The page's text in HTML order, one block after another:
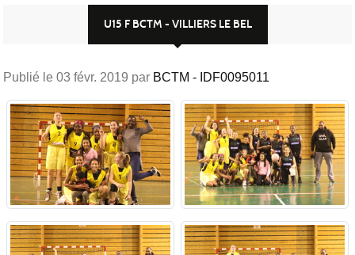
U15 F BCTM - VILLIERS LE BEL
Publié le 03 févr. 2019 par BCTM - IDF0095011